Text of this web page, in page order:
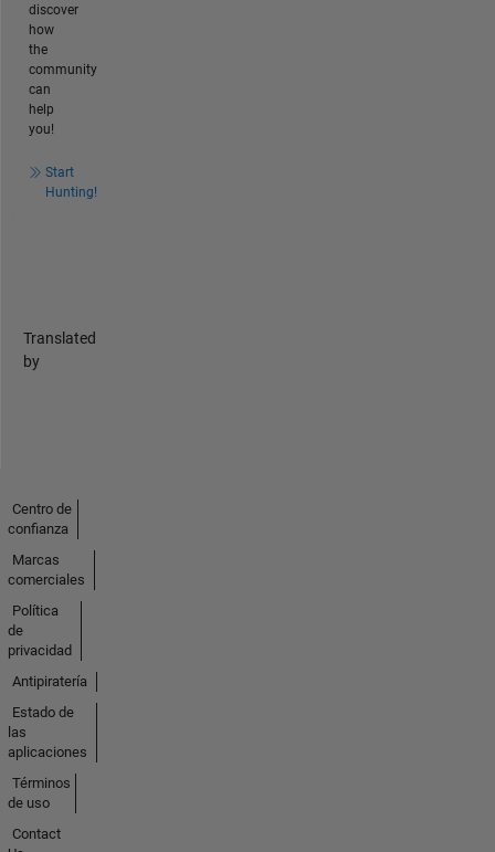
discover
how
the
community
can
help
you!
Start
Hunting!
Translated
by
Centro de
confianza
Marcas
comerciales
Política
de
privacidad
Antipiratería
Estado de
las
aplicaciones
Términos
de uso
Contact